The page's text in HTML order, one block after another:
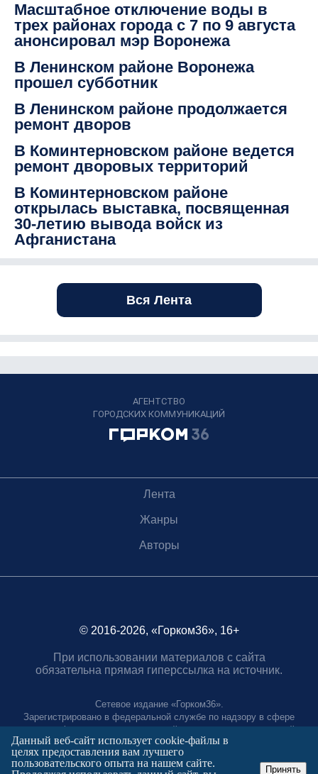
Масштабное отключение воды в
трех районах города с 7 по 9 августа
анонсировал мэр Воронежа
В Ленинском районе Воронежа
прошел субботник
В Ленинском районе продолжается
ремонт дворов
В Коминтерновском районе ведется
ремонт дворовых территорий
В Коминтерновском районе
открылась выставка, посвященная
30-летию вывода войск из
Афганистана
Вся Лента
АГЕНТСТВО
ГОРОДСКИХ КОММУНИКАЦИЙ
Лента
Жанры
Авторы
© 2016-2026, «Горком36», 16+
При использовании материалов с сайта
обязательна прямая гиперссылка на источник.
Сетевое издание «Горком36».
Зарегистрировано в федеральной службе по надзору в сфере
связи, информационных технологий и массовых коммуникаций.
Регистрационный номер ЭЛ № ФС77-88966 от 21 января 2025 г.
Учредитель: Муниципальное автономное учреждение "Агентство
городских коммуникаций"
Данный веб-сайт использует cookie-файлы в
целях предоставления вам лучшего
пользовательского опыта на нашем сайте.
Принять